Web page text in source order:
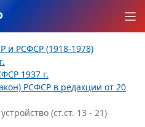
и РСФСР (1918-1978)
1937 г.
РСФСР в редакции от 20
(ст.ст. 13 - 21)